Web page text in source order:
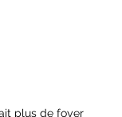
plus de foyer